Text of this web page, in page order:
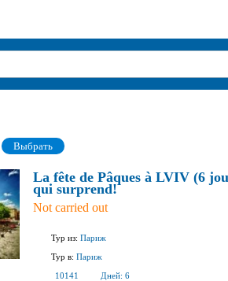
Выбрать
La fête de Pâques à LVIV (6
qui surprend!
Not carried out
Тур из: Париж
Тур в: Париж
10141
Дней: 6